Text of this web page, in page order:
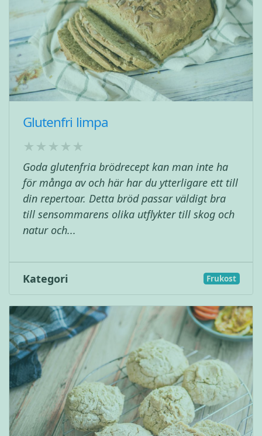
Glutenfri limpa
Goda glutenfria brödrecept kan man inte ha
för många av och här har du ytterligare ett till
din repertoar. Detta bröd passar väldigt bra
till sensommarens olika utflykter till skog och
natur och...
Kategori Frukost